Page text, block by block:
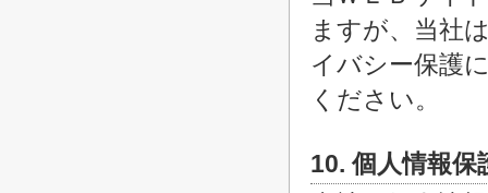
ますが、当社
イバシー保護
ください。
10. 個人情報